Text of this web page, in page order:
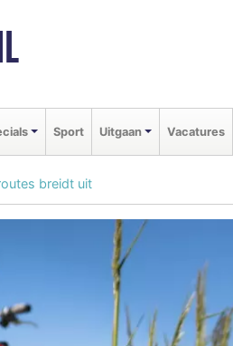
Sport Uitgaan Vacatures
breidt uit